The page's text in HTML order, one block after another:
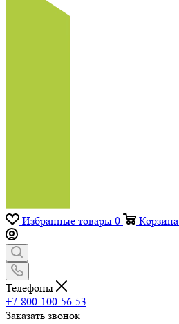
Избранные товары 0 Корзина
Телефоны
+7-800-100-56-53
Заказать звонок